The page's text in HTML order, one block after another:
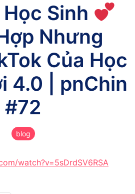
Sinh
Nhưng
Của Học
4.0 | pnChin
#72
blog
watch?v=5sDrdSV6RSA